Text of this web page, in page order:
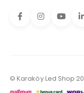
© Karaköy Led Shop